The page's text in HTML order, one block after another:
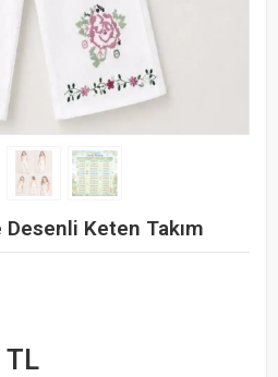
Desenli Keten Takım
TL